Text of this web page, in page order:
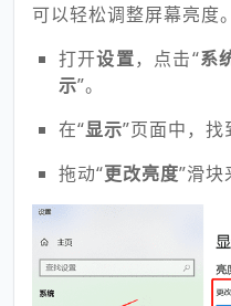
Windows系统提供了
可以轻松调整屏幕亮度
打开
示”。
在“显示”页面中，找
拖动“更改亮度 ”滑块